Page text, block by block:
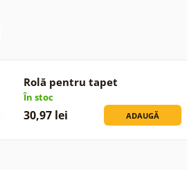
Rolă pentru tapet
În stoc
30,97 lei ADAUGĂ